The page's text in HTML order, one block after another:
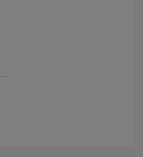
i
Phone 11 Pro / 11 Pro Max Lente Câmara